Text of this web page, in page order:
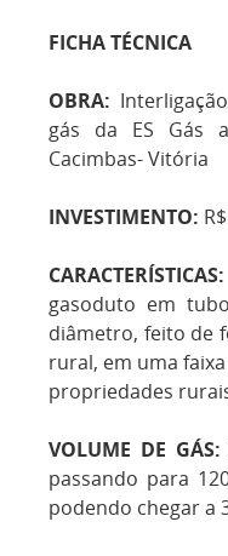
FICHA TÉCNICA
OBRA:
gás da ES Gás
Cacimbas- Vitória
INVESTIMENTO:
CARACTERÍSTICAS:
gasoduto em
diâmetro, feito de
rural, em uma
propriedades
VOLUME DE GÁS:
passando para
podendo chegar a